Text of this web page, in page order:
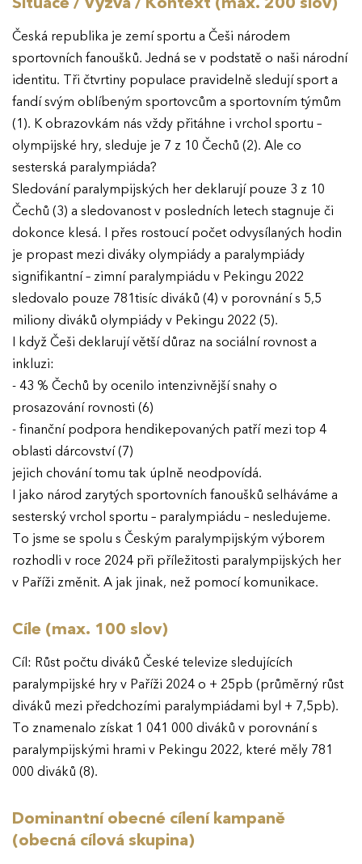
Česká republika je zemí sportu a Češi národem
sportovních fanoušků. Jedná se v podstatě o naši národní
identitu. Tři čtvrtiny populace pravidelně sledují sport a
fandí svým oblíbeným sportovcům a sportovním týmům
(1). K obrazovkám nás vždy přitáhne i vrchol sportu –
olympijské hry, sleduje je 7 z 10 Čechů (2). Ale co
sesterská paralympiáda?
Sledování paralympijských her deklarují pouze 3 z 10
Čechů (3) a sledovanost v posledních letech stagnuje či
dokonce klesá. I přes rostoucí počet odvysílaných hodin
je propast mezi diváky olympiády a paralympiády
signifikantní – zimní paralympiádu v Pekingu 2022
sledovalo pouze 781tisíc diváků (4) v porovnání s 5,5
miliony diváků olympiády v Pekingu 2022 (5).
I když Češi deklarují větší důraz na sociální rovnost a
inkluzi:
- 43 % Čechů by ocenilo intenzivnější snahy o
prosazování rovnosti (6)
- finanční podpora hendikepovaných patří mezi top 4
oblasti dárcovství (7)
jejich chování tomu tak úplně neodpovídá.
I jako národ zarytých sportovních fanoušků selháváme a
sesterský vrchol sportu – paralympiádu – nesledujeme.
To jsme se spolu s Českým paralympijským výborem
rozhodli v roce 2024 při příležitosti paralympijských her
v Paříži změnit. A jak jinak, než pomocí komunikace.
Cíle (max. 100 slov)
Cíl: Růst počtu diváků České televize sledujících
paralympijské hry v Paříži 2024 o + 25pb (průměrný růst
diváků mezi předchozími paralympiádami byl + 7,5pb).
To znamenalo získat 1 041 000 diváků v porovnání s
paralympijskými hrami v Pekingu 2022, které měly 781
000 diváků (8).
Dominantní obecné cílení kampaně
(obecná cílová skupina)